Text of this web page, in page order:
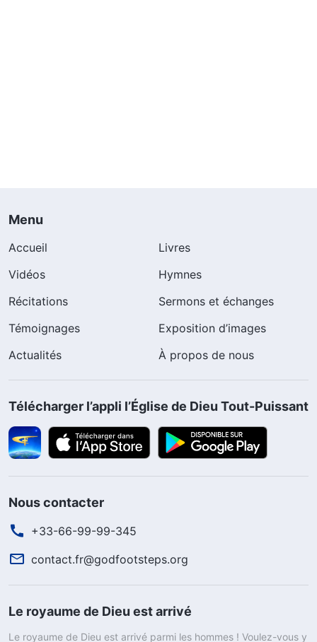
Menu
Accueil
Livres
Vidéos
Hymnes
Récitations
Sermons et échanges
Témoignages
Exposition d’images
Actualités
À propos de nous
Télécharger l’appli l’Église de Dieu Tout-Puissant
Nous contacter
+33-66-99-99-345
contact.fr@godfootsteps.org
Le royaume de Dieu est arrivé
Le royaume de Dieu est arrivé parmi les hommes ! Voulez-vous y